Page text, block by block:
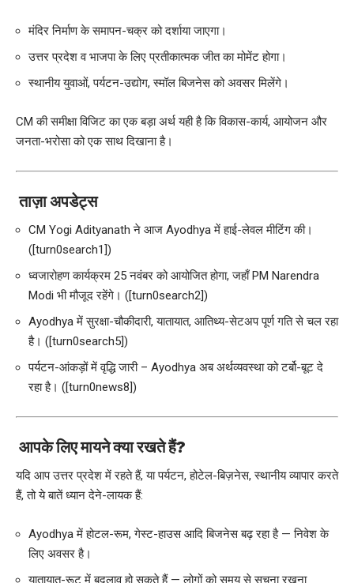
मंदिर निर्माण के समापन-चक्र को दर्शाया जाएगा।
उत्तर प्रदेश व भाजपा के लिए प्रतीकात्मक जीत का मोमेंट होगा।
स्थानीय युवाओं, पर्यटन-उद्योग, स्मॉल बिजनेस को अवसर मिलेंगे।
CM की समीक्षा विजिट का एक बड़ा अर्थ यही है कि विकास-कार्य, आयोजन और
जनता-भरोसा को एक साथ दिखाना है।
ताज़ा अपडेट्स
CM Yogi Adityanath ने आज Ayodhya में हाई-लेवल मीटिंग की।
([turn0search1])
ध्वजारोहण कार्यक्रम 25 नवंबर को आयोजित होगा, जहाँ PM Narendra
Modi भी मौजूद रहेंगे। ([turn0search2])
Ayodhya में सुरक्षा-चौकीदारी, यातायात, आतिथ्य-सेटअप पूर्ण गति से चल रहा
है। ([turn0search5])
पर्यटन-आंकड़ों में वृद्धि जारी – Ayodhya अब अर्थव्यवस्था को टर्बो-बूट दे
रहा है। ([turn0news8])
आपके लिए मायने क्या रखते हैं?
यदि आप उत्तर प्रदेश में रहते हैं, या पर्यटन, होटेल-बिज़नेस, स्थानीय व्यापार करते
हैं, तो ये बातें ध्यान देने-लायक हैं:
Ayodhya में होटल-रूम, गेस्ट-हाउस आदि बिजनेस बढ़ रहा है — निवेश के
लिए अवसर है।
यातायात-रूट में बदलाव हो सकते हैं — लोगों को समय से सूचना रखना